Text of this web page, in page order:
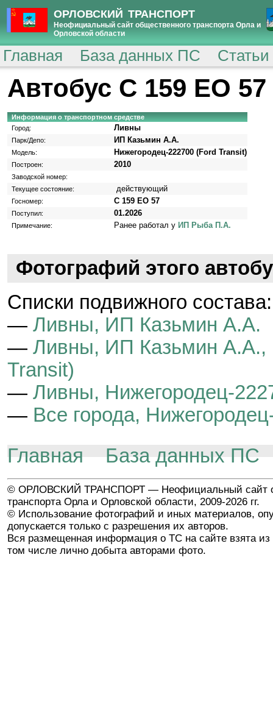
ОРЛОВСКИЙ ТРАНСПОРТ
Неофициальный сайт общественного транспорта Орла и
Орловской области
Главная База данных ПС
Автобус С 159 ЕО 57
Информация о транспортном средстве
Город:
Ливны
Парк/Депо: ИП Казьмин А.А.
Модель: Нижегородец-222700 (Ford Transit)
Построен: 2010
Заводской номер:
Текущее состояние:
действующий
Госномер: С 159 ЕО 57
Поступил: 01.2026
Примечание: Ранее работал у ИП Рыба П.А.
Фотографий этого
Cписки подвижного состава:
— Ливны, ИП Казьмин А.А.
— Ливны, ИП Казьмин А.А.,
Transit)
— Ливны, Нижегородец-
— Все города,
Главная
База данных ПС
© ОРЛОВСКИЙ ТРАНСПОРТ — Неофициальный сайт
транспорта Орла и Орловской области, 2009-2026 гг.
© Использование фотографий и иных материалов,
допускается только с разрешения их авторов.
Вся размещенная информация о ТС на сайте взята из
том числе лично добыта авторами фото.